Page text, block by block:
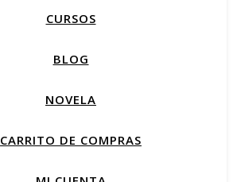
CURSOS
BLOG
NOVELA
CARRITO DE COMPRAS